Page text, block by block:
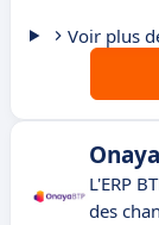
Voir plus
L'ERP
des